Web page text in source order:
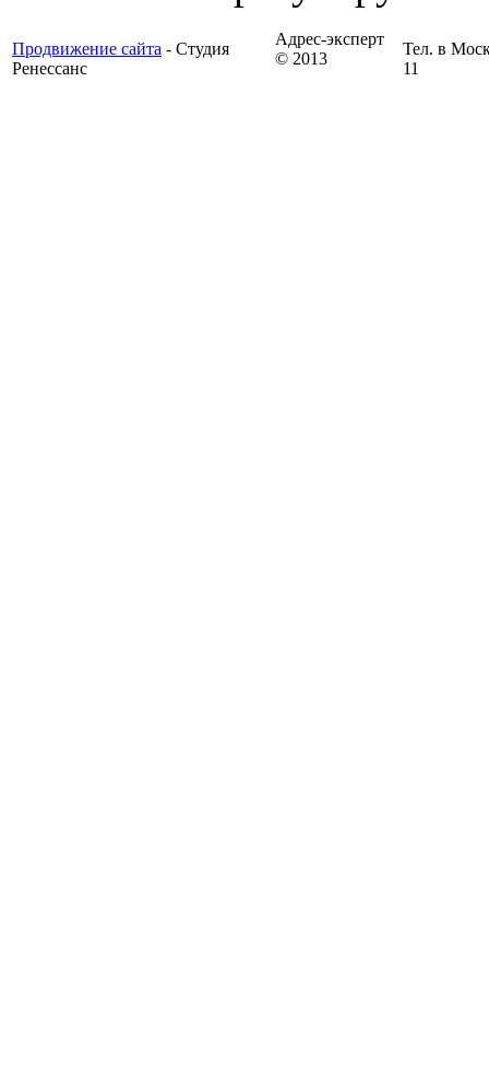
Продвижение сайта - Студия
Ренессанс
Адрес-эксперт
© 2013
Тел. в
11